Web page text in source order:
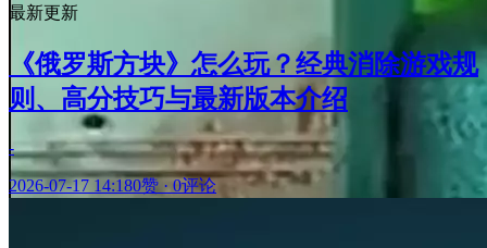
最新更新
《俄罗斯方块》怎么玩？经典消除游戏规
则、高分技巧与最新版本介绍
-
2026-07-17 14:180赞 · 0评论